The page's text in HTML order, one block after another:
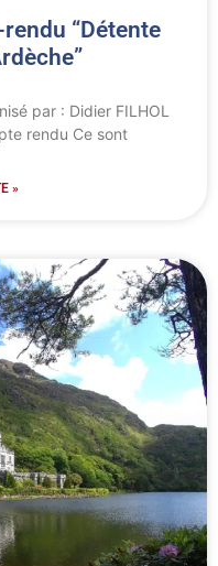
“Détente
par : Didier FILHOL
rendu Ce sont
»